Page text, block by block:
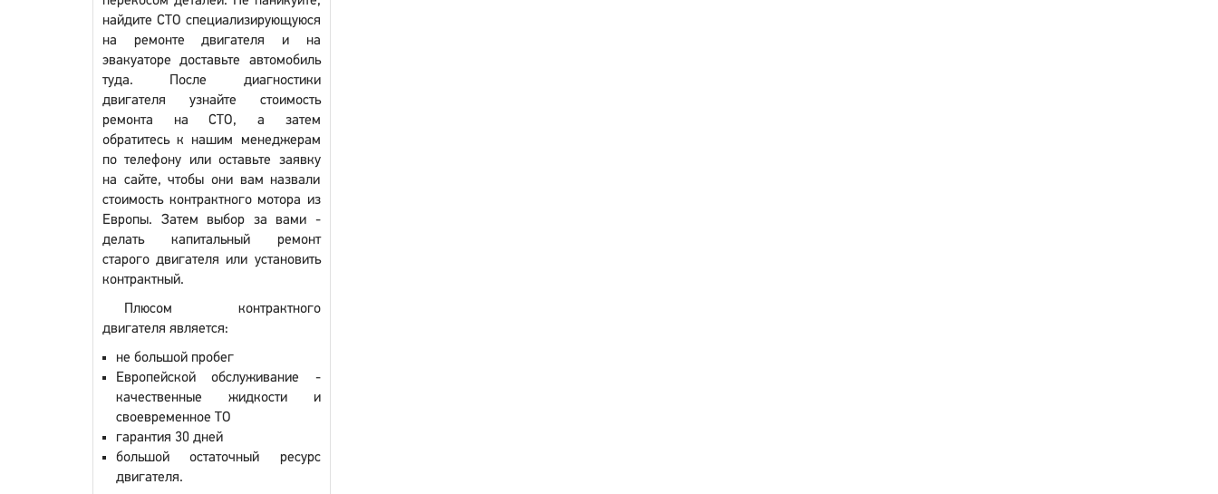
найдите СТО специализирующуюся
на ремонте двигателя и на
эвакуаторе доставьте автомобиль
туда. После диагностики
двигателя узнайте стоимость
ремонта на СТО, а затем
обратитесь к нашим менеджерам
по телефону или оставьте заявку
на сайте, чтобы они вам назвали
стоимость контрактного мотора из
Европы. Затем выбор за вами -
делать капитальный ремонт
старого двигателя или установить
контрактный.
Плюсом контрактного
двигателя является:
не большой пробег
Европейской обслуживание -
качественные жидкости и
своевременное ТО
гарантия 30 дней
большой остаточный ресурс
двигателя.